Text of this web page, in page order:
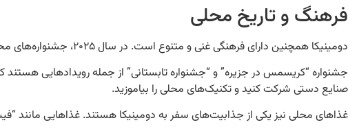
فرهنگ و تاریخ محلی
دومینیکا همچنین دارای فرهنگی غنی و متنوع است. در سال ۲۰۲۵، جشنواره‌های محلی و نمایش‌های هنری بیشتری برگزار خواهد شد. شما می‌توانید با موسیقی محلی، رقص‌های سنتی و غذاهای خوشمزه آشنا شوید.
جشنواره “کریسمس در جزیره” و “جشنواره تابستانی” از جمله رویدادهایی هستند
صنایع دستی شرکت کنید و تکنیک‌های محلی را بیاموزید.
غذاهای محلی نیز یکی از جذابیت‌های سفر به دومینیکا هستند. غذاهایی مانند